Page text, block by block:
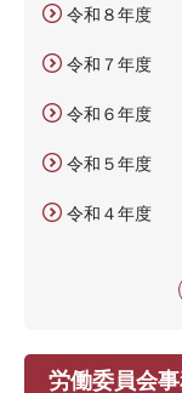
令和８年度
令和７年度
令和６年度
令和５年度
令和４年度
労働委員会